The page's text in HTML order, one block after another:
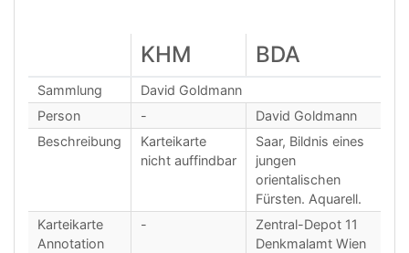
KHM BDA
Sammlung
David Goldmann
Person
-
David Goldmann
Beschreibung
Karteikarte
nicht auffindbar
Saar, Bildnis eines
jungen
orientalischen
Fürsten. Aquarell.
Karteikarte
Annotation
-
Zentral-Depot 11
Denkmalamt Wien